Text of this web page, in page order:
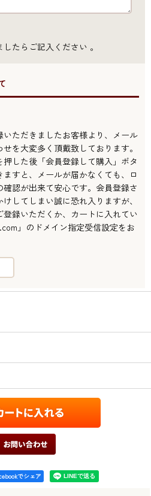
たらご記入ください 。
ただきましたお客様より、メール
を大変多く頂戴致しております。
押した後「会員登録して購入」ボタ
すと、メールが届かなくても、ロ
認が出来て安心です。会員登録さ
してしまい誠に恐れ入りますが、
録いただくか、カートに入れてい
」のドメイン指定受信設定をお
でシェア